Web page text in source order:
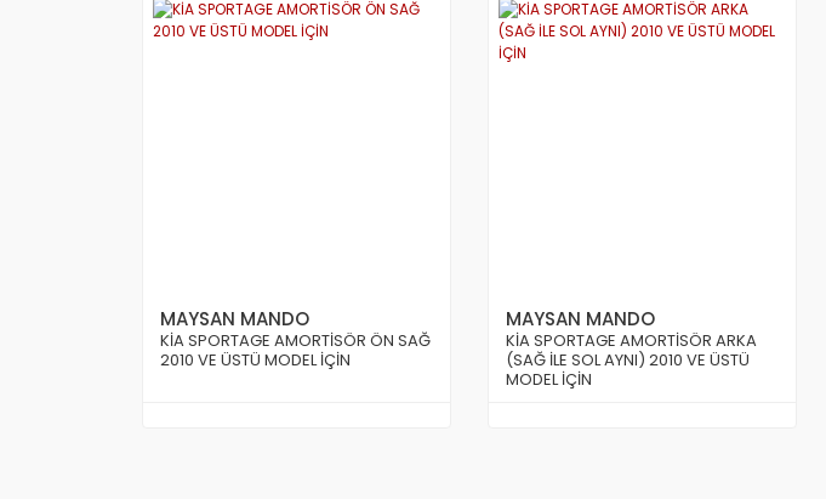
MAYSAN MANDO
KİA SPORTAGE AMORTİSÖR ÖN SAĞ
2010 VE ÜSTÜ MODEL İÇİN
MAYSAN MANDO
KİA SPORTAGE AMORTİSÖR ARKA
(SAĞ İLE SOL AYNI) 2010 VE ÜSTÜ
MODEL İÇİN